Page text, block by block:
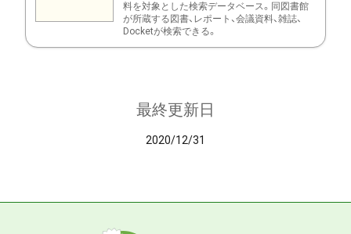
料を対象とした検索データベース。同図書館
が所蔵する図書、レポート、会議資料、雑誌、
Docketが検索できる。
最終更新日
2020/12/31